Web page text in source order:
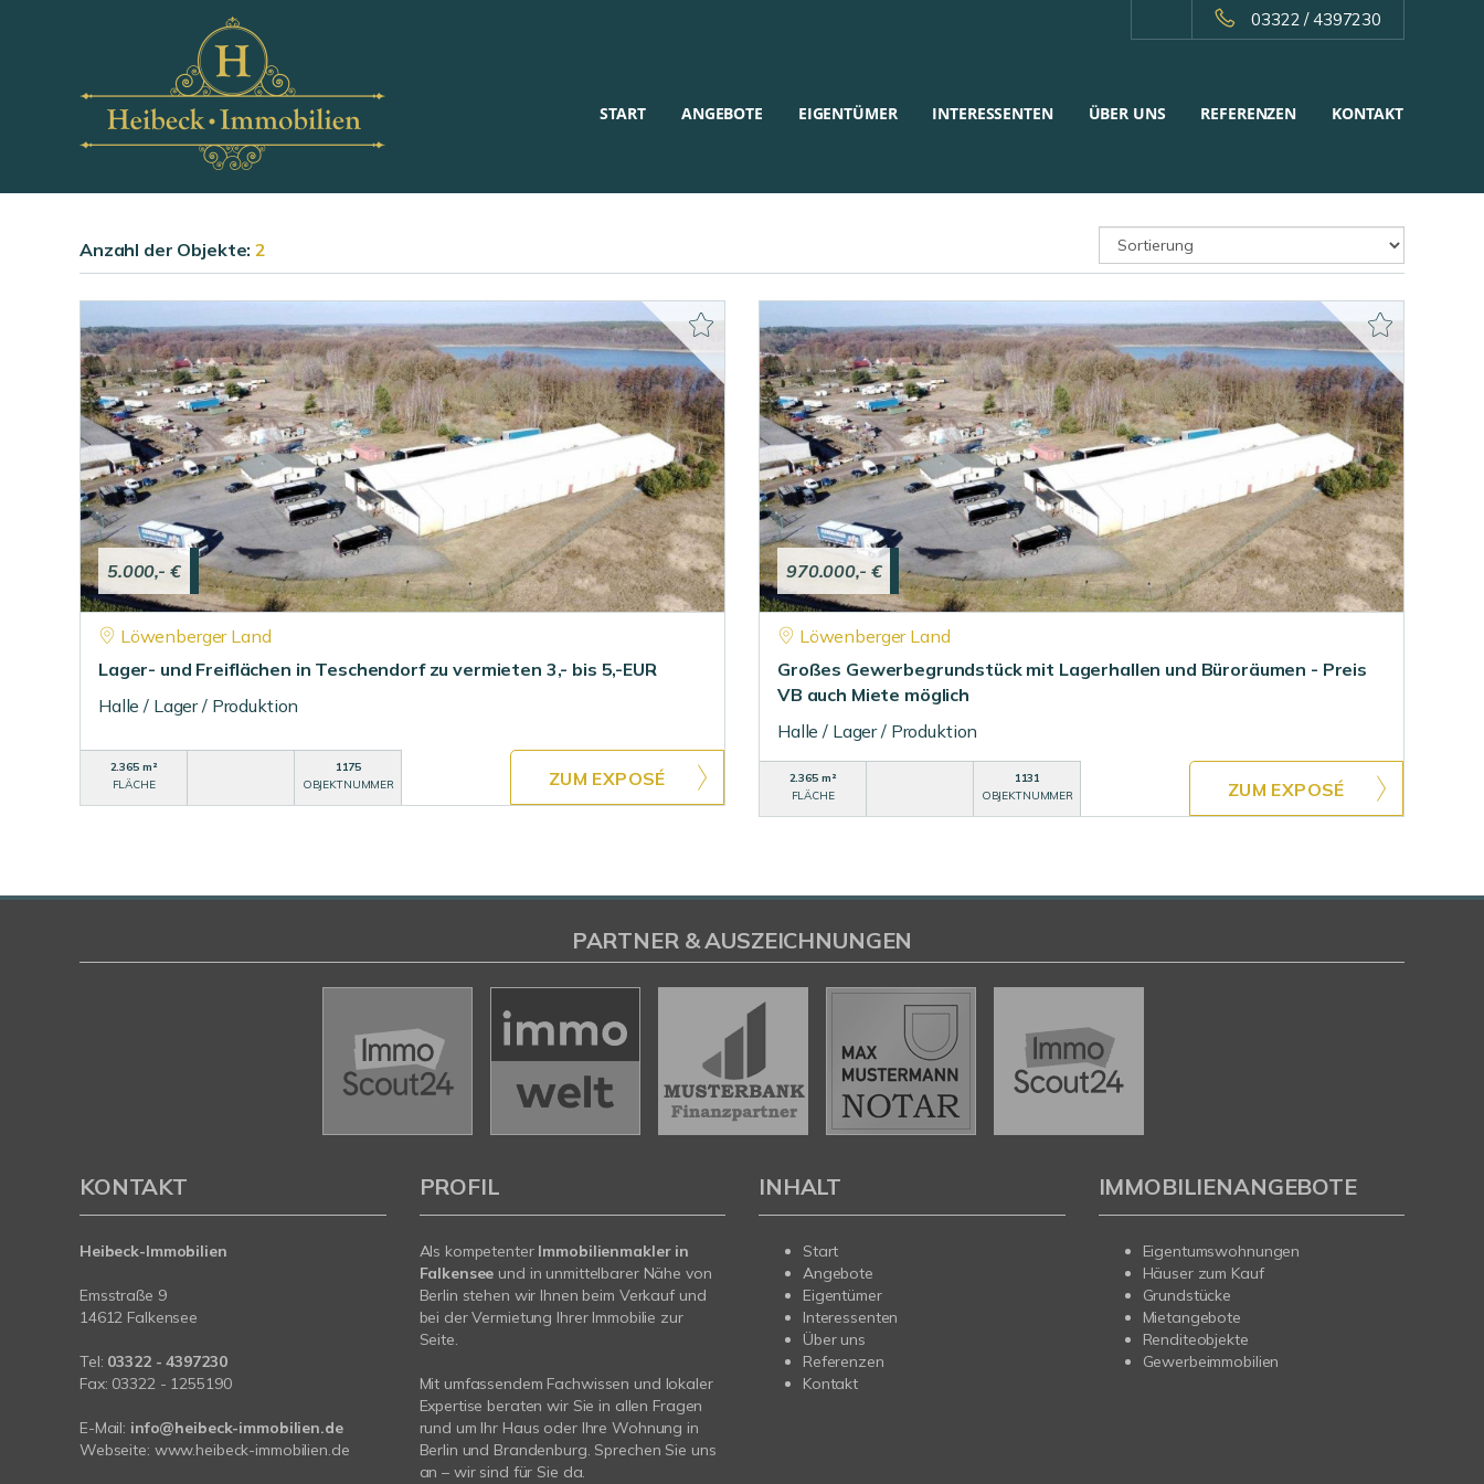
03322 / 4397230
START ANGEBOTE EIGENTÜMER INTERESSENTEN ÜBER UNS REFERENZEN KONTAKT
Anzahl der Objekte:2
5.000,- €
Löwenberger Land
Lager- und Freiflächen in Teschendorf zu vermieten 3,- bis 5,-EUR
Halle / Lager / Produktion
2.365 m²
FLÄCHE
1175
OBJEKTNUMMER
ZUM EXPOSÉ
970.000,- €
Löwenberger Land
Großes Gewerbegrundstück mit Lagerhallen und Büroräumen - Preis
VB auch Miete möglich
Halle / Lager / Produktion
2.365 m²
FLÄCHE
1131
OBJEKTNUMMER
ZUM EXPOSÉ
PARTNER & AUSZEICHNUNGEN
KONTAKT
Heibeck-Immobilien
Emsstraße 9
14612 Falkensee
Tel: 03322 - 4397230
Fax: 03322 - 1255190
E-Mail: info@heibeck-immobilien.de
Webseite: www.heibeck-immobilien.de
PROFIL
Als kompetenter Immobilienmakler in
Falkensee und in unmittelbarer Nähe von
Berlin stehen wir Ihnen beim Verkauf und
bei der Vermietung Ihrer Immobilie zur
Seite.
Mit umfassendem Fachwissen und lokaler
Expertise beraten wir Sie in allen Fragen
rund um Ihr Haus oder Ihre Wohnung in
Berlin und Brandenburg. Sprechen Sie uns
an – wir sind für Sie da.
INHALT
Start
Angebote
Eigentümer
Interessenten
Über uns
Referenzen
Kontakt
IMMOBILIENANGEBOTE
Eigentumswohnungen
Häuser zum Kauf
Grundstücke
Mietangebote
Renditeobjekte
Gewerbeimmobilien